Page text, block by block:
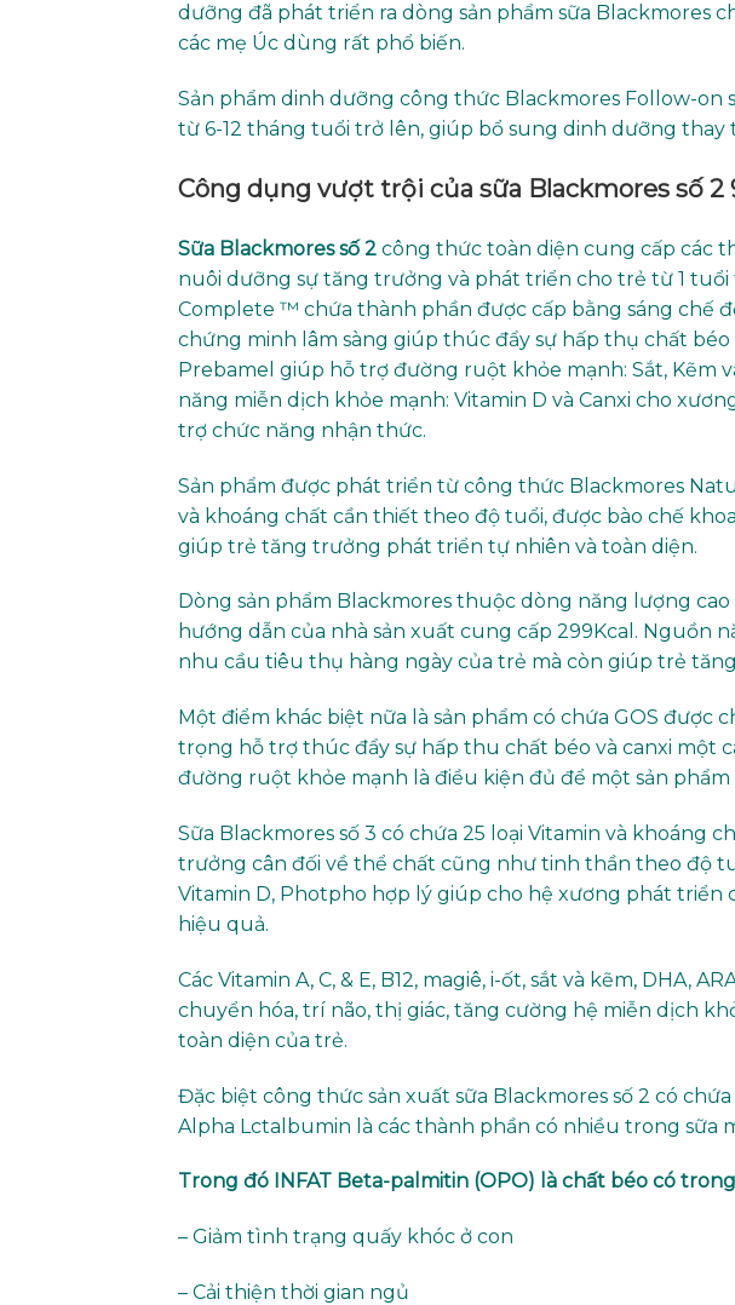
dưỡng đã phát triển ra dòng sản phẩm sữa Blackmores
các mẹ Úc dùng rất phổ biến.
Sản phẩm dinh dưỡng công thức Blackmores Follow-on
từ 6-12 tháng tuổi trở lên, giúp bổ sung dinh dưỡng thay
Công dụng vượt trội của sữa Blackmores số 2
Sữa Blackmores số 2 công thức toàn diện cung cấp các
nuôi dưỡng sự tăng trưởng và phát triển cho trẻ từ 1
Complete ™ chứa thành phần được cấp bằng sáng chế
chứng minh lâm sàng giúp thúc đẩy sự hấp thụ chất béo
Prebamel giúp hỗ trợ đường ruột khỏe mạnh: Sắt, Kẽm
năng miễn dịch khỏe mạnh: Vitamin D và Canxi cho
trợ chức năng nhận thức.
Sản phẩm được phát triển từ công thức Blackmores
và khoáng chất cần thiết theo độ tuổi, được bào chế
giúp trẻ tăng trưởng phát triển tự nhiên và toàn diện.
Dòng sản phẩm Blackmores thuộc dòng năng lượng
hướng dẫn của nhà sản xuất cung cấp 299Kcal. Nguồn
nhu cầu tiêu thụ hàng ngày của trẻ mà còn giúp trẻ
Một điểm khác biệt nữa là sản phẩm có chứa GOS được
trọng hỗ trợ thúc đẩy sự hấp thu chất béo và canxi một
đường ruột khỏe mạnh là điều kiện đủ để một sản
Sữa Blackmores số 3 có chứa 25 loại Vitamin và khoáng
trưởng cân đối về thể chất cũng như tinh thần theo độ
Vitamin D, Photpho hợp lý giúp cho hệ xương phát triển
hiệu quả.
Các Vitamin A, C, & E, B12, magiê, i-ốt, sắt và kẽm, DHA,
chuyển hóa, trí não, thị giác, tăng cường hệ miễn dịch
toàn diện của trẻ.
Đặc biệt công thức sản xuất sữa Blackmores số 2 có
Alpha Lctalbumin là các thành phần có nhiều trong sữa
Trong đó INFAT Beta-palmitin (OPO) là chất béo có
– Giảm tình trạng quấy khóc ở con
– Cải thiện thời gian ngủ